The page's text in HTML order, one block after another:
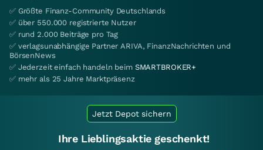
✅ Größte Finanz-Community Deutschlands
✅ über 550.000 registrierte Nutzer
✅ rund 2.000 Beiträge pro Tag
✅ verlagsunabhängige Partner ARIVA, FinanzNachrichten und
BörsenNews
✅ Jederzeit einfach handeln beim SMARTBROKER+
✅ mehr als 25 Jahre Marktpräsenz
Jetzt Depot sichern
Ihre Lieblingsaktie geschenkt!